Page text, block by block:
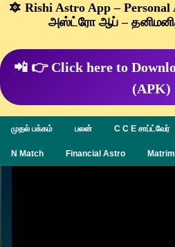
🔯 Rishi Astro App – Personal
அஸ்ட்ரோ ஆப் –
📲 👉 Click here to
(APK)
முதல் பக்கம் பலன் C C E சாப்ட்வேர்
N Match Financial Astro